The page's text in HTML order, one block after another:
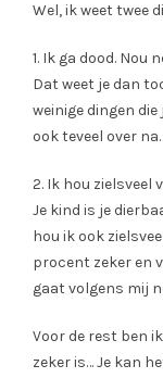
Wel, ik weet twee
1. Ik ga dood. Nou
Dat weet je dan
weinige dingen
ook teveel over
2. Ik hou zielsveel
Je kind is je
hou ik ook
procent zeker en
gaat volgens mij
Voor de rest ben
zeker is… Je kan